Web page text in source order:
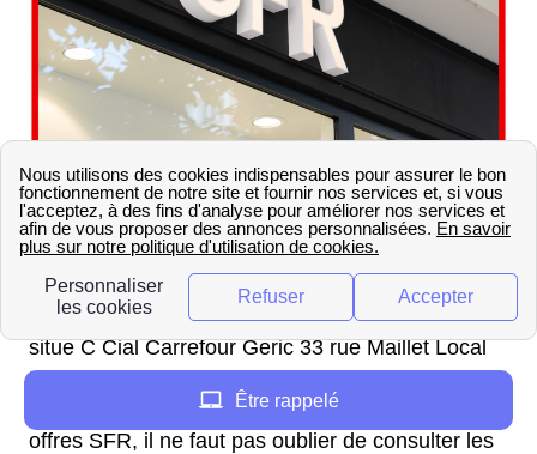
Où sont situées les boutiques
SFR à Florange ?
La boutique SFR la plus proche de Florange se
situe C Cial Carrefour Geric 33 rue Maillet Local
B64 57100 Thionville FR. Avant de se rendre en
boutique pour obtenir différents conseils sur les
offres SFR, il ne faut pas oublier de consulter les
Être rappelé